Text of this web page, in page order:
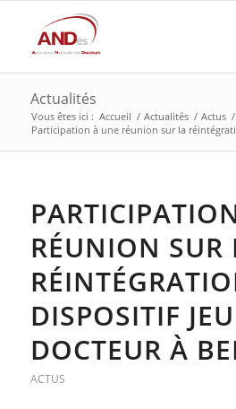
Actualités
Vous êtes ici : Accueil / Actualités / Actus /
Participation à une réunion sur la
RÉUNION SUR
DISPOSITIF
DOCTEUR À
ACTUS